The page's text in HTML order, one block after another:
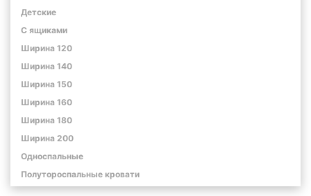
Детские
С ящиками
Ширина 120
Ширина 140
Ширина 150
Ширина 160
Ширина 180
Ширина 200
Односпальные
Полутороспальные кровати